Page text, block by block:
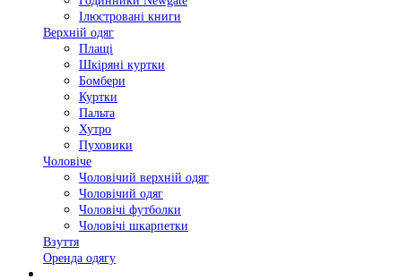
Ілюстровані книги
Верхній одяг
Плащі
Шкіряні куртки
Бомбери
Куртки
Пальта
Хутро
Пуховики
Чоловіче
Чоловічий верхній одяг
Чоловічий одяг
Чоловічі футболки
Чоловічі шкарпетки
Взуття
Оренда одягу